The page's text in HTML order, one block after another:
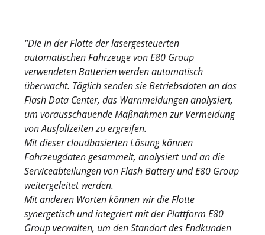
"Die in der Flotte der lasergesteuerten
automatischen Fahrzeuge von E80 Group
verwendeten Batterien werden automatisch
überwacht. Täglich senden sie Betriebsdaten an das
Flash Data Center, das Warnmeldungen analysiert,
um vorausschauende Maßnahmen zur Vermeidung
von Ausfallzeiten zu ergreifen.
Mit dieser cloudbasierten Lösung können
Fahrzeugdaten gesammelt, analysiert und an die
Serviceabteilungen von Flash Battery und E80 Group
weitergeleitet werden.
Mit anderen Worten können wir die Flotte
synergetisch und integriert mit der Plattform E80
Group verwalten, um den Standort des Endkunden